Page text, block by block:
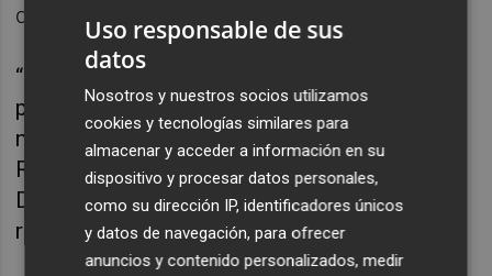
desde que volvió a los tatamis.
“Sabía que podía rendir a este nivel y que
podía subir al podio en Tel Aviv. Por cierto, en
mi primer torneo posterior a los Juegos de
Río, acabé quinta en el Grand Slam de Abu
Dabi. Es decir, ya vamos por delante con
respeto al anterior ciclo…”, agregó.
Uso responsable de sus
datos
Nosotros y nuestros socios utilizamos
cookies y tecnologías similares para
almacenar y acceder a información en su
dispositivo y procesar datos personales,
como su dirección IP, identificadores únicos
y datos de navegación, para ofrecer
anuncios y contenido personalizados, medir